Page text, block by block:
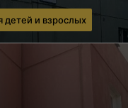
детей и взрослых